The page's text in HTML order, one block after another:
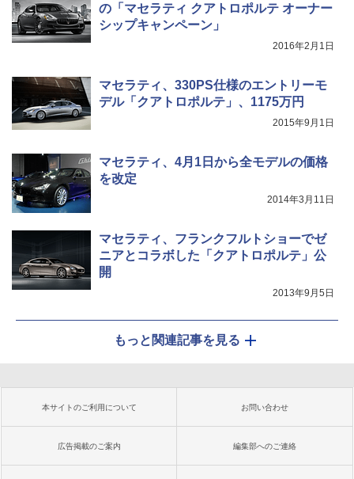
の「マセラティ クアトロポルテ オーナー
シップキャンペーン」
2016年2月1日
マセラティ、330PS仕様のエントリーモ
デル「クアトロポルテ」、1175万円
2015年9月1日
マセラティ、4月1日から全モデルの価格
を改定
2014年3月11日
マセラティ、フランクフルトショーでゼ
ニアとコラボした「クアトロポルテ」公
開
2013年9月5日
もっと関連記事を見る
本サイトのご利用について お問い合わせ
広告掲載のご案内 編集部へのご連絡